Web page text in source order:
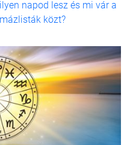
napod lesz és mi vár a
közt?